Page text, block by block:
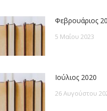
Φεβρουάριος
5 Μαΐου 2023
Ιούλιος 2020
26 Αυγούστου